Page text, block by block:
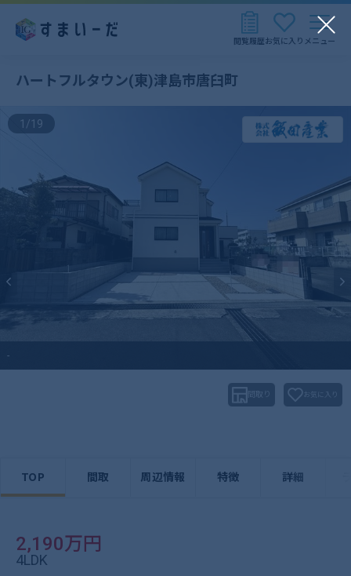
お気に入り
閲覧履歴 メニュー
ハートフルタウン(東)津島市唐臼町
-
1 /19
間取り お気に入り
TOP 間取 周辺情報 特徴 詳細
2,190万円
4LDK